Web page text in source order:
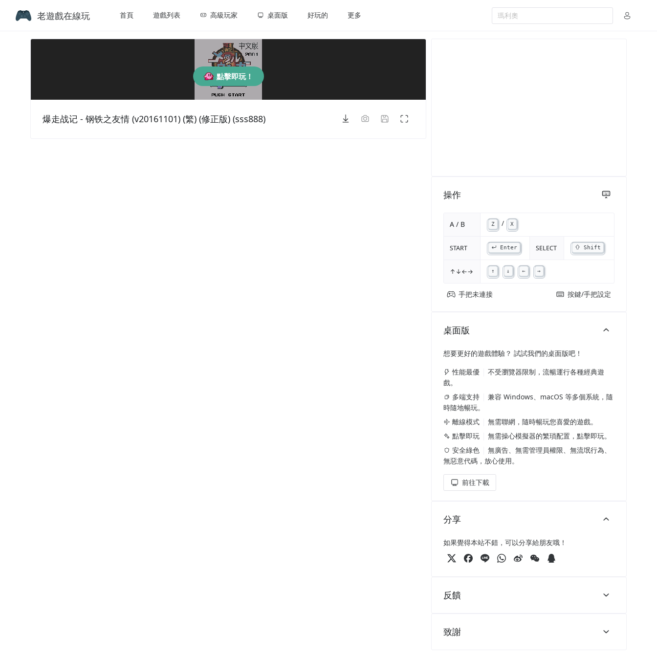
點擊即玩！
爆走战记 - 钢铁之友情 (v20161101) (繁) (修正版) (sss888)
操作
A / B Z / X
START Enter SELECT Shift
↑↓←→ ↑ ↓ ← →
手把未連接 按鍵/手把設定
桌面版
想要更好的遊戲體驗？ 試試我們的桌面版吧！
性能最優
不受瀏覽器限制，流暢運行各種經典遊
戲。
多端支持
兼容 Windows、macOS 等多個系統，隨
時隨地暢玩。
離線模式
無需聯網，隨時暢玩您喜愛的遊戲。
點擊即玩
無需操心模擬器的繁瑣配置，點擊即玩。
安全綠色
無廣告、無需管理員權限、無流氓行為、
無惡意代碼，放心使用。
前往下載
分享
如果覺得本站不錯，可以分享給朋友哦！
反饋
致謝
老遊戲在線玩 首頁 遊戲列表 高級玩家 桌面版 好玩的 更多 瑪利奧